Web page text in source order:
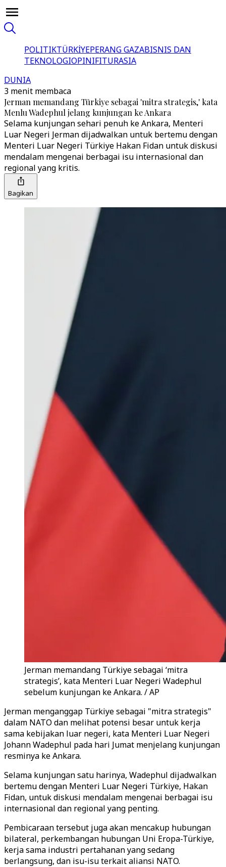
POLITIKTÜRKİYEPERANG GAZABISNIS DAN
TEKNOLOGIOPINIFITURASIA
DUNIA
3 menit membaca
Jerman memandang Türkiye sebagai 'mitra strategis,' kata
Menlu Wadephul jelang kunjungan ke Ankara
Selama kunjungan sehari penuh ke Ankara, Menteri
Luar Negeri Jerman dijadwalkan untuk bertemu dengan
Menteri Luar Negeri Türkiye Hakan Fidan untuk diskusi
mendalam mengenai berbagai isu internasional dan
regional yang kritis.
Bagikan
Jerman memandang Türkiye sebagai ‘mitra
strategis’, kata Menteri Luar Negeri Wadephul
sebelum kunjungan ke Ankara. / AP
Jerman menganggap Türkiye sebagai "mitra strategis"
dalam NATO dan melihat potensi besar untuk kerja
sama kebijakan luar negeri, kata Menteri Luar Negeri
Johann Wadephul pada hari Jumat menjelang kunjungan
resminya ke Ankara.
Selama kunjungan satu harinya, Wadephul dijadwalkan
bertemu dengan Menteri Luar Negeri Türkiye, Hakan
Fidan, untuk diskusi mendalam mengenai berbagai isu
internasional dan regional yang penting.
Pembicaraan tersebut juga akan mencakup hubungan
bilateral, perkembangan hubungan Uni Eropa-Türkiye,
kerja sama industri pertahanan yang sedang
berlangsung, dan isu-isu terkait aliansi NATO.